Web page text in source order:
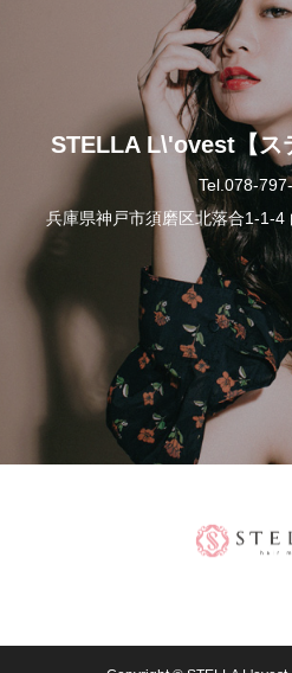
STELLA L\'ovest【ス
Tel.078-
兵庫県神戸市須磨区北落合1-1-4